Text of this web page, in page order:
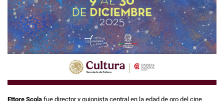
Ettore Scola fue director y guionista central en la edad de oro del cine